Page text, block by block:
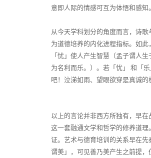
意即人际的情感可互为体悟和感知。
从今天学科划分的角度而言，诗
为道德培养的内化进程指标。如
「忧」使人产生智慧（孟子谓人
为名利而乐。）。若「忧」
和「
吧！泣涕如雨、望眼欲穿是真诚
以上的言论并非西方所独有，早
这一套融通文学和哲学的修养道理
证。艺术与德育培训的关系早在
谓美」，可见善乃美产生之前提，